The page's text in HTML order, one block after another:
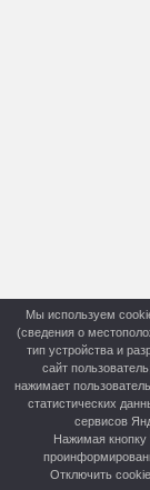
Мы используем
(сведения о
тип устройства и
сайт
нажимает
статистических
сервисов
Нажимая
Отключить